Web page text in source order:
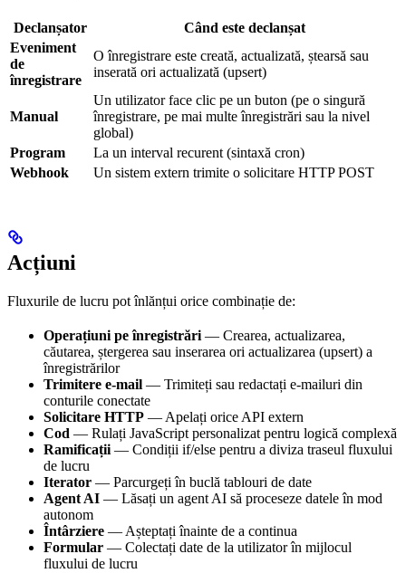
Declanșator
Când este declanșat
Eveniment
de
înregistrare
O înregistrare este creată, actualizată, ștearsă sau
inserată ori actualizată (upsert)
Manual
Un utilizator face clic pe un buton (pe o singură
înregistrare, pe mai multe înregistrări sau la nivel
global)
Program
La un interval recurent (sintaxă cron)
Webhook
Un sistem extern trimite o solicitare HTTP POST
Acțiuni
Fluxurile de lucru pot înlănțui orice combinație de:
Operațiuni pe înregistrări — Crearea, actualizarea,
căutarea, ștergerea sau inserarea ori actualizarea (upsert) a
înregistrărilor
Trimitere e-mail — Trimiteți sau redactați e-mailuri din
conturile conectate
Solicitare HTTP — Apelați orice API extern
Cod — Rulați JavaScript personalizat pentru logică complexă
Ramificații — Condiții if/else pentru a diviza traseul fluxului
de lucru
Iterator — Parcurgeți în buclă tablouri de date
Agent AI — Lăsați un agent AI să proceseze datele în mod
autonom
Întârziere — Așteptați înainte de a continua
Formular — Colectați date de la utilizator în mijlocul
fluxului de lucru